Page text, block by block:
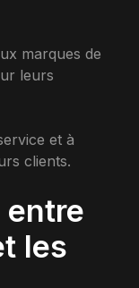
marques de
leurs
et à
clients.
entre
les